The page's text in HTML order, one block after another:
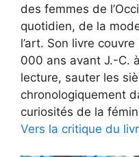
des femmes de
quotidien, de la
l’art. Son livre
000 ans avant J.-C.
lecture, sauter les
chronologiquement
curiosités de la
Vers la critique du